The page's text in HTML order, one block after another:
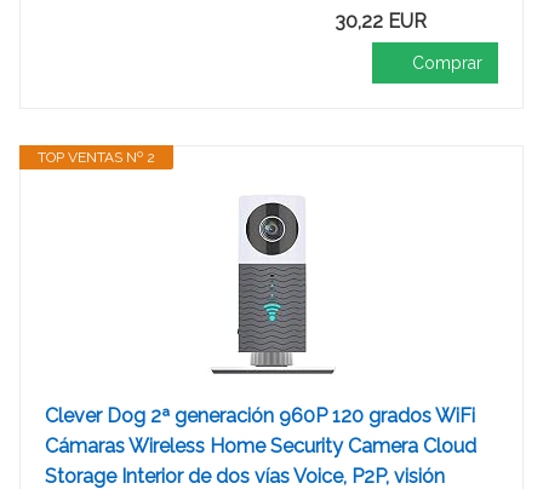
30,22 EUR
Comprar
TOP VENTAS Nº 2
Clever Dog 2ª generación 960P 120 grados WiFi
Cámaras Wireless Home Security Camera Cloud
Storage Interior de dos vías Voice, P2P, visión